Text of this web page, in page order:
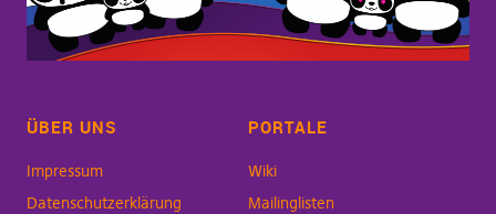
ÜBER UNS
Impressum
Datenschutzerklärung
PORTALE
Wiki
Mailinglisten